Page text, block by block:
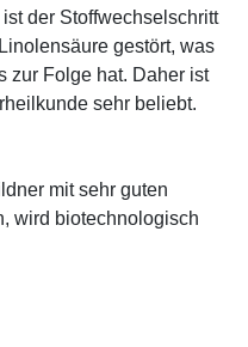
der Stoffwechselschritt
gestört, was
zur Folge hat. Daher ist
sehr beliebt.
mit sehr guten
wird biotechnologisch